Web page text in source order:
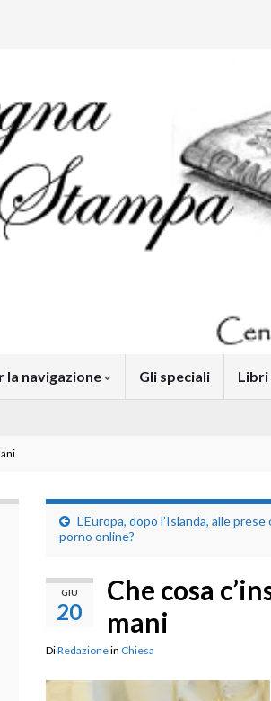
la navigazione Gli speciali Libri
L’Europa, dopo l’Islanda, alle prese
porno online?
GIU
20
Che cosa
mani
DiRedazionein Chiesa